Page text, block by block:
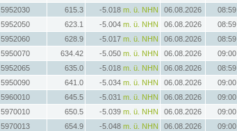
5952030 615.3 -5.018 m. ü. NHN 06.08.2026 08:59
5952050 623.1 -5.004 m. ü. NHN 06.08.2026 08:59
5952060 628.9 -5.017 m. ü. NHN 06.08.2026 08:59
5950070 634.42 -5.050 m. ü. NHN 06.08.2026 09:00
5952065 635.0 -5.018 m. ü. NHN 06.08.2026 08:59
5950090 641.0 -5.034 m. ü. NHN 06.08.2026 09:00
5960010 645.5 -5.031 m. ü. NHN 06.08.2026 09:00
5970010 650.5 -5.039 m. ü. NHN 06.08.2026 09:00
5970013 654.9 -5.048 m. ü. NHN 06.08.2026 09:00